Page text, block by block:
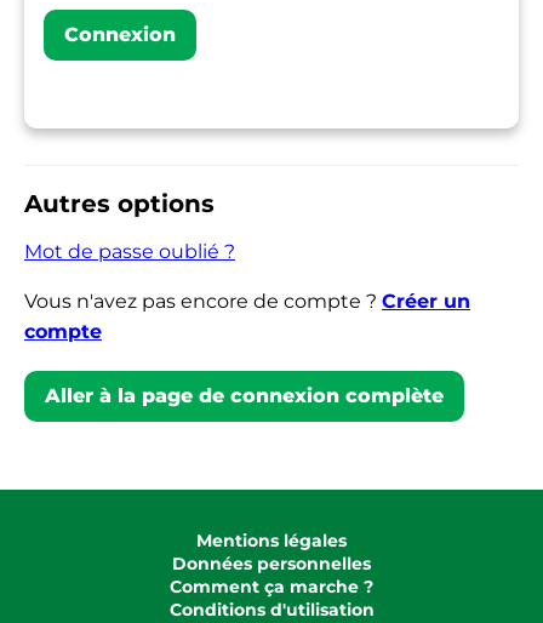
Autres options
Mot de passe oublié ?
Vous n'avez pas encore de compte ? Créer un
compte
Aller à la page de connexion complète
Mentions légales
Données personnelles
Comment ça marche ?
Conditions d'utilisation